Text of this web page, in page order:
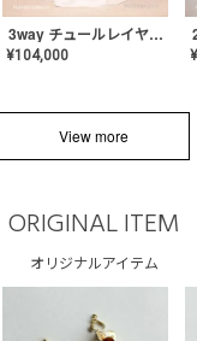
3way チュールレイヤーオフショルダー スレンダードレス〈PD-WDOR-2111〉
¥104,000 ¥
View more
ORIGINAL ITEM
オリジナルアイテム